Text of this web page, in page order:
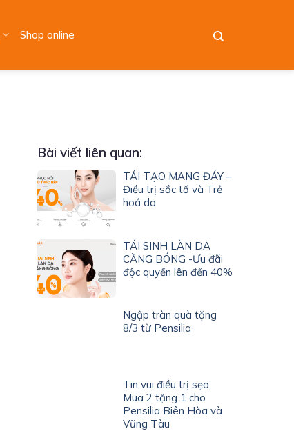
Shop online
Bài viết liên quan:
TÁI TẠO MANG ĐÁY –
Điều trị sắc tố và Trẻ
hoá da
TÁI SINH LÀN DA
CĂNG BÓNG -Ưu đãi
độc quyền lên đến 40%
Ngập tràn quà tặng
8/3 từ Pensilia
Tin vui điều trị sẹo:
Mua 2 tặng 1 cho
Pensilia Biên Hòa và
Vũng Tàu